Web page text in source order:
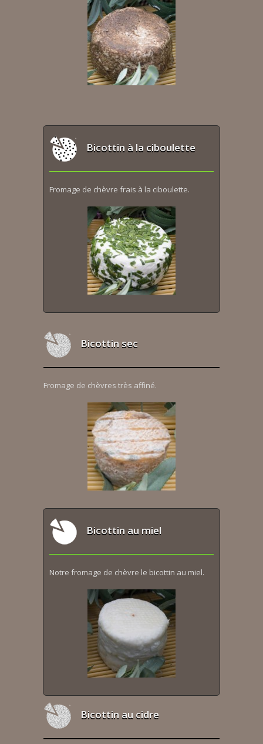
Bicottin à la ciboulette
Fromage de chèvre frais à la ciboulette.
Bicottin sec
Fromage de chèvres très affiné.
Bicottin au miel
Notre fromage de chèvre le bicottin au miel.
Bicottin au cidre